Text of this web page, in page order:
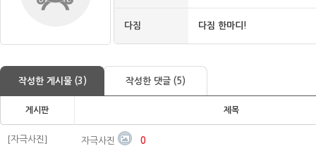
다짐 다짐 한마디!
작성한 게시물 (3) 작성한 댓글 (5)
게시판 제목
[자극사진] 자극사진 0